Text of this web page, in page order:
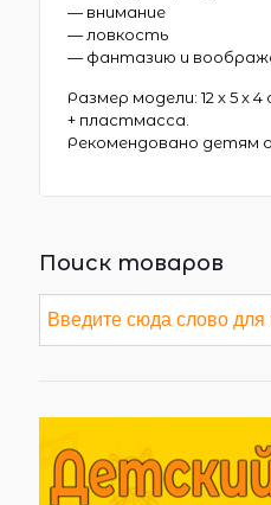
— внимание
— ловкость
— фантазию и
Размер модели: 12 х 5 х
+ пластмасса.
Рекомендовано детям
Поиск товаров